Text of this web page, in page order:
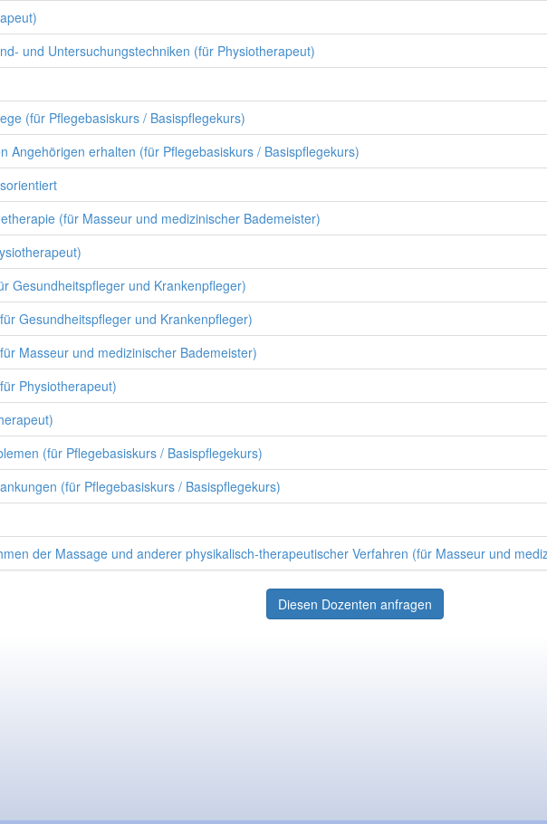
und Untersuchungstechniken (für Physiotherapeut)
(für Pflegebasiskurs / Basispflegekurs)
Angehörigen erhalten (für Pflegebasiskurs / Basispflegekurs)
(für Masseur und medizinischer Bademeister)
Gesundheitspfleger und Krankenpfleger)
Gesundheitspfleger und Krankenpfleger)
Masseur und medizinischer Bademeister)
Physiotherapeut)
(für Pflegebasiskurs / Basispflegekurs)
(für Pflegebasiskurs / Basispflegekurs)
der Massage und anderer physikalisch-therapeutischer Verfahren (für Masseur und
Diesen Dozenten anfragen